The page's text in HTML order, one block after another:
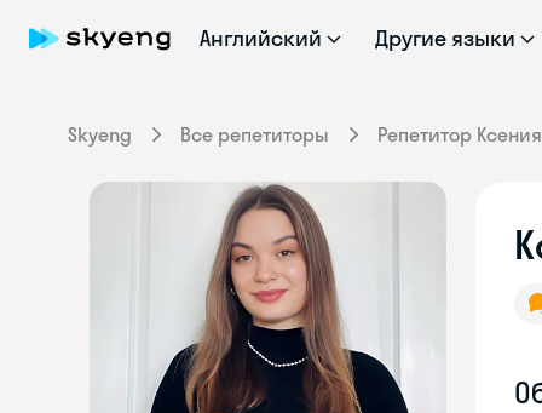
Английский Другие языки
Skyeng Все репетиторы Репетитор Ксения